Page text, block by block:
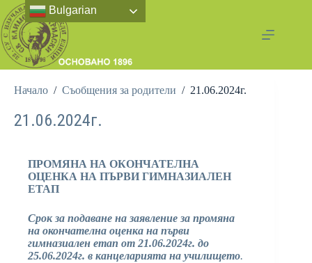
Начало / Съобщения за родители / 21.06.2024г.
21.06.2024г.
ПРОМЯНА НА ОКОНЧАТЕЛНА
ОЦЕНКА НА ПЪРВИ ГИМНАЗИАЛЕН
ЕТАП
Срок за подаване на заявление за промяна
на окончателна оценка на първи
гимназиален етап от 21.06.2024г. до
25.06.2024г. в канцеларията на училището.
Bulgarian